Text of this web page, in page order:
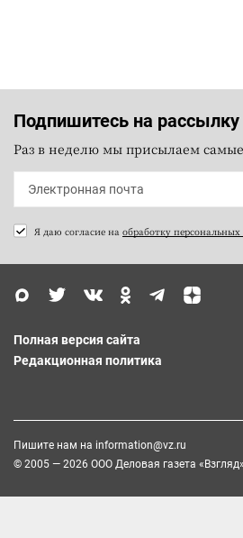
Подпишитесь на рассылку
Раз в неделю мы присылаем
Я даю согласие на обработку
Полная версия сайта
Редакционная политика
Пишите нам на information@vz.ru
© 2005 — 2026 ООО Деловая газета «Взгляд»